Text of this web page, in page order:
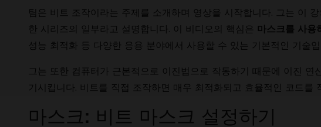
팀은 비트 조작이라는 주제를 소개하며 영상을 시작합니다. 그는 이
한 시리즈의 일부라고 설명합니다. 이 비디오의 핵심은 마스크를 사용
성능 최적화 등 다양한 응용 분야에서 사용할 수 있는 기본적인 기술
그는 또한 컴퓨터가 근본적으로 이진법으로 작동하기 때문에 이진
기시킵니다. 비트를 직접 조작하면 매우 최적화되고 효율적인 코드를
마스크: 비트 마스크 설정하기